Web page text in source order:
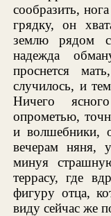
сообразить,
грядку, он
землю рядом
надежда
проснется
случилось, и
Ничего
опрометью,
и волшебники,
вечерам няня,
минуя
террасу, где
фигуру отца,
виду сейчас же